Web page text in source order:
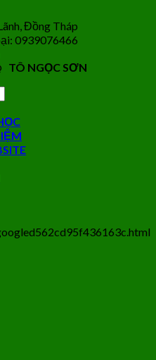
Đồng Tháp
0939076466
TÔ NGỌC SƠN